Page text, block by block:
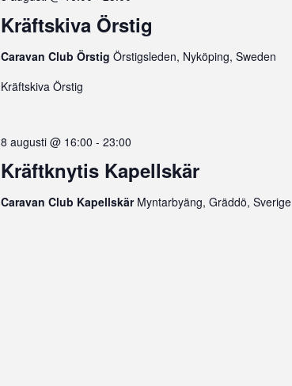
Kräftskiva Örstig
Caravan Club ÖrstigÖrstigsleden, Nyköping, Sweden
Kräftskiva Örstig
Kräftknytis Kapellskär
8 augusti @ 16:00 -23:00
Caravan Club Kapellskär Myntarbyäng, Gräddö, Sverige